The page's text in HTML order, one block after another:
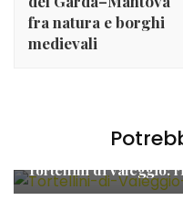
fra natura e borghi
medievali
Borghetto sul Mincio
Tortellini di Valeggio: